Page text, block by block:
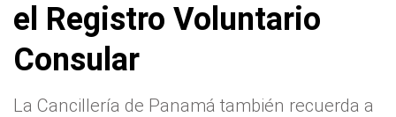
el Registro Voluntario
Consular
La Cancillería de Panamá también recuerda a